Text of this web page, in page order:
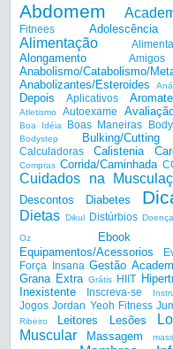
Abdomem
Fitnees
Adolescência
Alimentação
Alongamento
Anabolismo/Catabolismo/
Anabolizantes/Esteroides
Depois
Aplicativos
Atletismo Autoexame
Boa Idéia Boas Maneiras
Bodystep Bulking/Cutting
Calculadoras
Calistenia
Compras Corrida/Caminhada
Cuidados na
Descontos Diabetes
Dietas Dikul Distúrbios
Oz Ebook
Equipamentos/Acessorios
Força Insana Gestão
Grana Extra Grátis HIIT
Inexistente
Inscreva-se
Jogos Jordan Yeoh Fitness
Ribeiro
Leitores Lesões
Muscular
Massagem